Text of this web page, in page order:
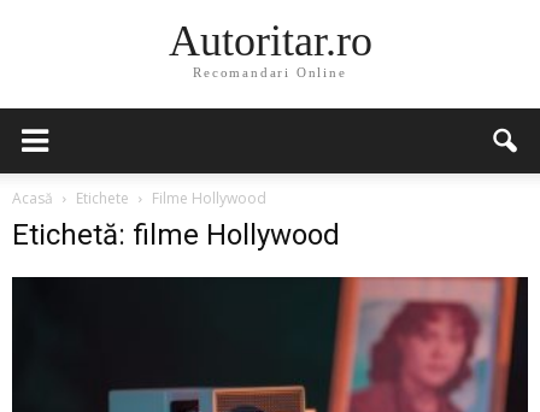
Autoritar.ro
Recomandari Online
Acasă Etichete Filme Hollywood
Etichetă: filme Hollywood